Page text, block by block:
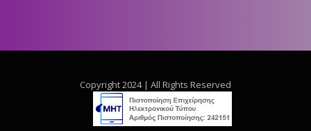
Copyright 2024 | All Rights Reserved